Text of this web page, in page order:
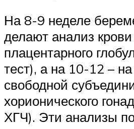
На 8-9 неделе
делают анализ
плацентарного
тест), а на 10-12 –
свободной
хорионического
ХГЧ). Эти анализы